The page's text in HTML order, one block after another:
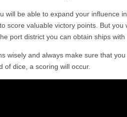
will be able to expand your influence
score valuable victory points. But
port district you can obtain ships
wisely and always make sure that
of dice, a scoring will occur.